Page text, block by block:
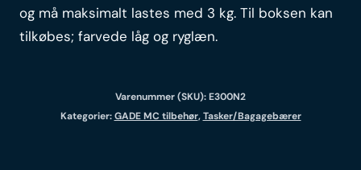
og må maksimalt lastes med 3 kg. Til boksen kan
tilkøbes; farvede låg og ryglæn.
Varenummer (SKU):E300N2
Kategorier:GADE MC tilbehør,Tasker/Bagagebærer